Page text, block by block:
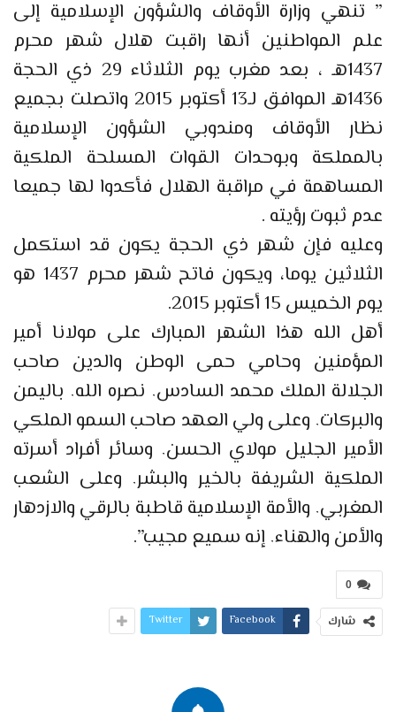
” تنهي وزارة الأوقاف والشؤون الإسلامية إلى
علم المواطنين أنها راقبت هلال شهر محرم
1437هـ ، بعد مغرب يوم الثلاثاء 29 ذي الحجة
1436هـ الموافق لـ13 أكتوبر 2015 واتصلت بجميع
نظار الأوقاف ومندوبي الشؤون الإسلامية
بالمملكة وبوحدات القوات المسلحة الملكية
المساهمة في مراقبة الهلال فأكدوا لها جميعا
عدم ثبوت رؤيته .
وعليه فإن شهر ذي الحجة يكون قد استكمل
الثلاثين يوما، ويكون فاتح شهر محرم 1437 هو
يوم الخميس 15 أكتوبر 2015.
أهل الله هذا الشهر المبارك على مولانا أمير
المؤمنين وحامي حمى الوطن والدين صاحب
الجلالة الملك محمد السادس٬ نصره الله٬ باليمن
والبركات٬ وعلى ولي العهد صاحب السمو الملكي
الأمير الجليل مولاي الحسن٬ وسائر أفراد أسرته
الملكية الشريفة بالخير والبشر٬ وعلى الشعب
المغربي٬ والأمة الإسلامية قاطبة بالرقي والازدهار
والأمن والهناء٬ إنه سميع مجيب”.
0
شارك Facebook
Twitter